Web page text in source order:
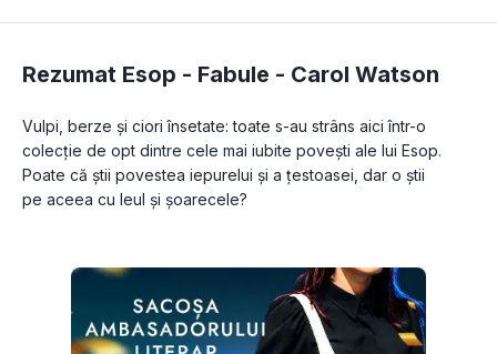
Rezumat Esop - Fabule - Carol Watson
Vulpi, berze și ciori însetate: toate s-au strâns aici într-o
colecție de opt dintre cele mai iubite povești ale lui Esop.
Poate că știi povestea iepurelui și a țestoasei, dar o știi
pe aceea cu leul și șoarecele?